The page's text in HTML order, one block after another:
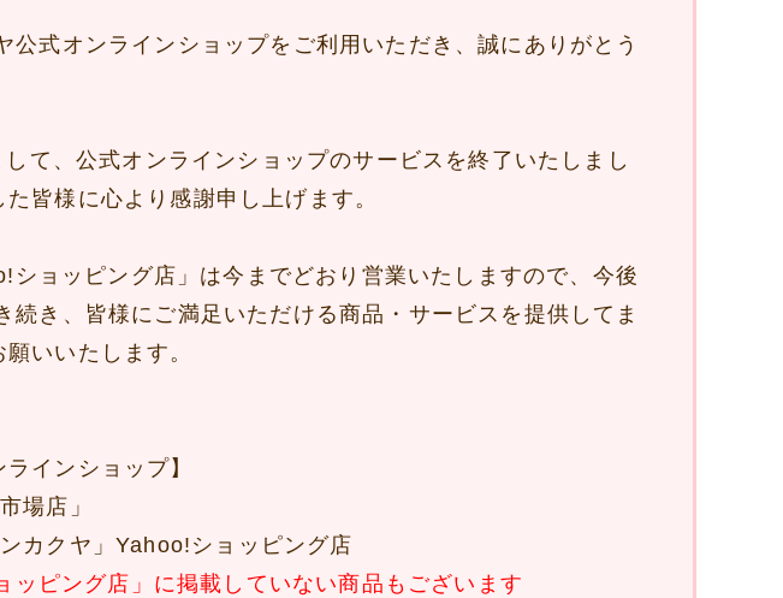
公式オンラインショップをご利用いただき、誠にありがとう
て、公式オンラインショップのサービスを終了いたしまし
皆様に心より感謝申し上げます。
ショッピング店」は今までどおり営業いたしますので、今後
続き、皆様にご満足いただける商品・サービスを提供してま
いいたします。
インショップ】
場店」
カクヤ」Yahoo!ショッピング店
ピング店」に掲載していない商品もございます